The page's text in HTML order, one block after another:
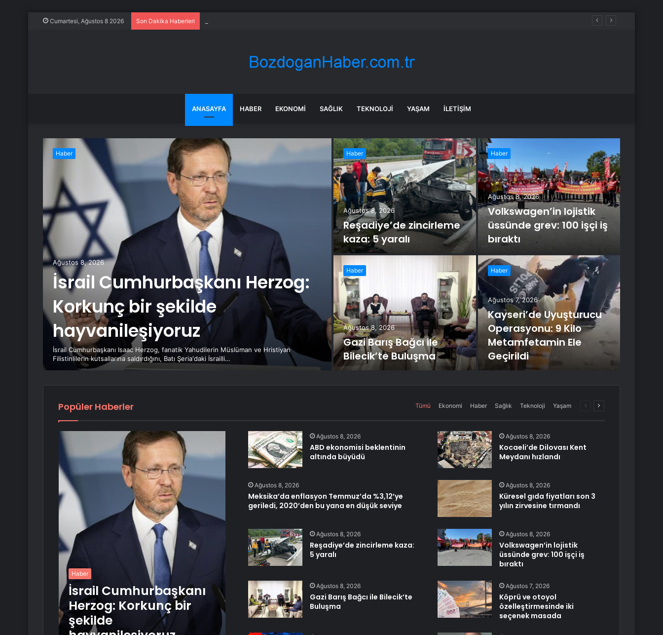
Cumartesi, Ağustos 8 2026 Son Dakika Haberleri
ANASAYFA HABER EKONOMI SAĞLIK TEKNOLOJI YAŞAM İLETIŞIM
Haber
Ağustos 8, 2026
İsrail Cumhurbaşkanı Herzog:
Korkunç bir şekilde
hayvanileşiyoruz
İsrail Cumhurbaşkanı Isaac Herzog, fanatik Yahudilerin Müslüman ve Hristiyan
Filistinlilerin kutsallarına saldırdığını, Batı Şeria'daki İsrailli…
Haber
Ağustos 8, 2026
Reşadiye’de zincirleme
kaza: 5 yaralı
Haber
Ağustos 8, 2026
Volkswagen’in lojistik
üssünde grev: 100 işçi iş
bıraktı
Haber
Ağustos 8, 2026
Gazi Barış Bağcı ile
Bilecik’te Buluşma
Haber
Ağustos 7, 2026
Kayseri’de Uyuşturucu
Operasyonu: 9 Kilo
Metamfetamin Ele
Geçirildi
Popüler Haberler Tümü Ekonomi Haber Sağlık Teknoloji Yaşam
ÖncekiSonraki
Haber
İsrail Cumhurbaşkanı
Herzog: Korkunç bir
şekilde
Ağustos 8, 2026
ABD ekonomisi beklentinin
altında büyüdü
Ağustos 8, 2026
Kocaeli’de Dilovası Kent
Meydanı hızlandı
Ağustos 8, 2026
Meksika’da enflasyon Temmuz’da %3,12’ye
geriledi, 2020’den bu yana en düşük seviye
Ağustos 8, 2026
Küresel gıda fiyatları son 3
yılın zirvesine tırmandı
Ağustos 8, 2026
Reşadiye’de zincirleme kaza:
5 yaralı
Ağustos 8, 2026
Volkswagen’in lojistik
üssünde grev: 100 işçi iş
bıraktı
Ağustos 8, 2026
Gazi Barış Bağcı ile Bilecik’te
Buluşma
Ağustos 7, 2026
Köprü ve otoyol
özelleştirmesinde iki
seçenek masada